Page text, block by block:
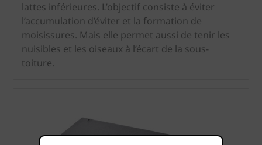
lattes inférieures. L’objectif consiste à éviter
l’accumulation d’éviter et la formation de
moisissures. Mais elle permet aussi de tenir les
nuisibles et les oiseaux à l’écart de la sous-
toiture.